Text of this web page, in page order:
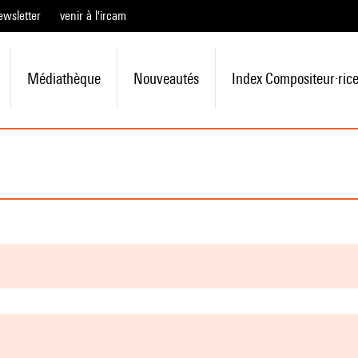
venir à l'ircam
Médiathèque Nouveautés Index Compositeur·rice